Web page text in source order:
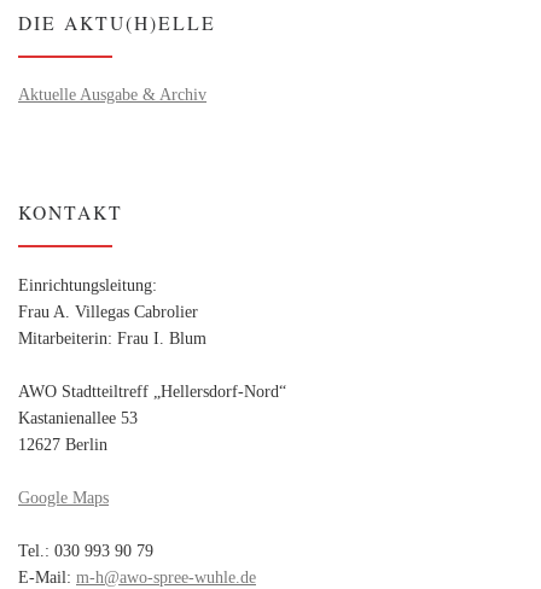
DIE AKTU(H)ELLE
Aktuelle Ausgabe & Archiv
KONTAKT
Einrichtungsleitung:
Frau A. Villegas Cabrolier
Mitarbeiterin: Frau I. Blum
AWO Stadtteiltreff „Hellersdorf-Nord“
Kastanienallee 53
12627 Berlin
Google Maps
Tel.: 030 993 90 79
E-Mail: m-h@awo-spree-wuhle.de